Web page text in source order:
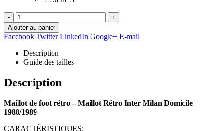
-
+
Ajouter au panier
Facebook Twitter LinkedIn Google+ E-mail
Description
Guide des tailles
Description
Maillot de foot rétro – Maillot Rétro Inter Milan Domicile
1988/1989
CARACTÉRISTIQUES: